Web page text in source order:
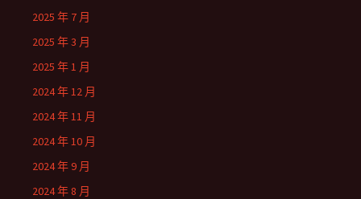
2025 年 7 月
2025 年 3 月
2025 年 1 月
2024 年 12 月
2024 年 11 月
2024 年 10 月
2024 年 9 月
2024 年 8 月